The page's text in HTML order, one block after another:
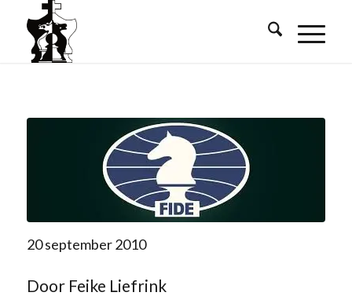
20 september 2010
Door Feike Liefrink